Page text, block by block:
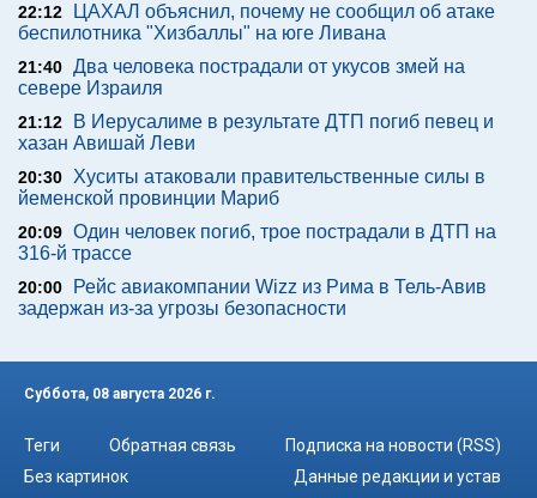
22:12
ЦАХАЛ объяснил, почему не сообщил об атаке
беспилотника "Хизбаллы" на юге Ливана
21:40 Два человека пострадали от укусов змей на
севере Израиля
21:12
В Иерусалиме в результате ДТП погиб певец и
хазан Авишай Леви
20:30
Хуситы атаковали правительственные силы в
йеменской провинции Мариб
20:09 Один человек погиб, трое пострадали в ДТП на
316-й трассе
20:00
Рейс авиакомпании Wizz из Рима в Тель-Авив
задержан из-за угрозы безопасности
Суббота, 08 августа 2026 г.
Теги Обратная связь
Подписка на новости (RSS)
Без картинок
Данные редакции и устав